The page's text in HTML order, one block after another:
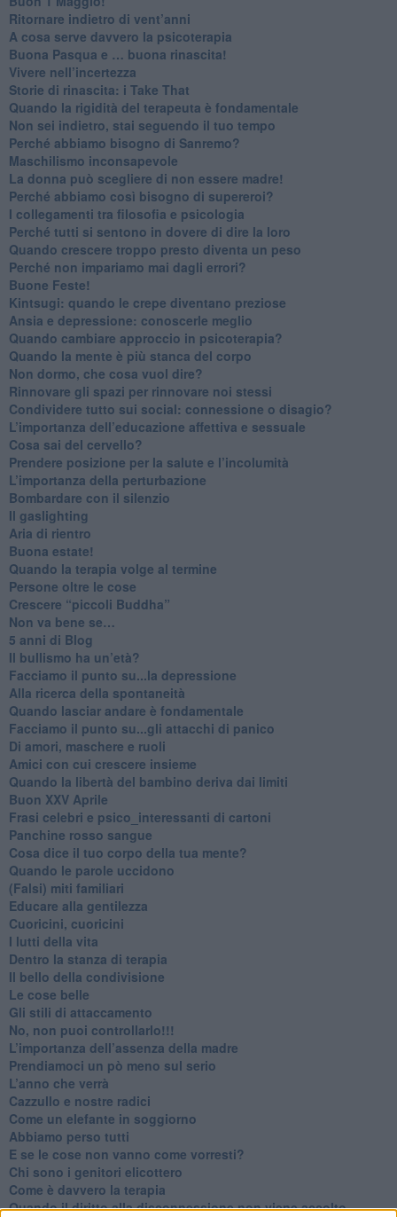
Ritornare indietro di vent’anni
​A cosa serve davvero la psicoterapia
​Buona Pasqua e … buona rinascita!
​Vivere nell’incertezza
​Storie di rinascita: i Take That
​Quando la rigidità del terapeuta è fondamentale
​Non sei indietro, stai seguendo il tuo tempo
​Perché abbiamo bisogno di Sanremo?
​Maschilismo inconsapevole
​La donna può scegliere di non essere madre!
​Perché abbiamo così bisogno di supereroi?
​I collegamenti tra filosofia e psicologia
​Perché tutti si sentono in dovere di dire la loro
​Quando crescere troppo presto diventa un peso
​Perché non impariamo mai dagli errori?
​Buone Feste!
​Kintsugi: quando le crepe diventano preziose
Ansia e depressione: conoscerle meglio
Quando cambiare approccio in psicoterapia?
​Quando la mente è più stanca del corpo
Non dormo, che cosa vuol dire?
​Rinnovare gli spazi per rinnovare noi stessi
​Condividere tutto sui social: connessione o disagio?
​L’importanza dell’educazione affettiva e sessuale
​Cosa sai del cervello?
Prendere posizione per la salute e l’incolumità
L’importanza della perturbazione
​Bombardare con il silenzio
Il gaslighting
Aria di rientro
Buona estate!
​Quando la terapia volge al termine
​Persone oltre le cose
​Crescere “piccoli Buddha”
Non va bene se…
​5 anni di Blog
​Il bullismo ha un’età?
Facciamo il punto su...la depressione
​Alla ricerca della spontaneità
​Quando lasciar andare è fondamentale
Facciamo il punto su...gli attacchi di panico
Di amori, maschere e ruoli
​Amici con cui crescere insieme
​Quando la libertà del bambino deriva dai limiti
Buon XXV Aprile
​Frasi celebri e psico_interessanti di cartoni
​Panchine rosso sangue
​Cosa dice il tuo corpo della tua mente?
​Quando le parole uccidono
​(Falsi) miti familiari
​Educare alla gentilezza
​Cuoricini, cuoricini
I lutti della vita
​Dentro la stanza di terapia
​Il bello della condivisione
Le cose belle
​Gli stili di attaccamento
No, non puoi controllarlo!!!
​L’importanza dell’assenza della madre
​Prendiamoci un pò meno sul serio
​L’anno che verrà
​Cazzullo e nostre radici
​Come un elefante in soggiorno
​Abbiamo perso tutti
E se le cose non vanno come vorresti?
​Chi sono i genitori elicottero
Come è davvero la terapia
Quando il diritto alla disconnessione non viene accolto